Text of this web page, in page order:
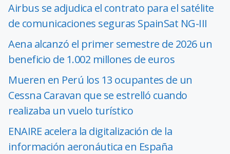
Airbus se adjudica el contrato para el satélite
de comunicaciones seguras SpainSat NG-III
Aena alcanzó el primer semestre de 2026 un
beneficio de 1.002 millones de euros
Mueren en Perú los 13 ocupantes de un
Cessna Caravan que se estrelló cuando
realizaba un vuelo turístico
ENAIRE acelera la digitalización de la
información aeronáutica en España